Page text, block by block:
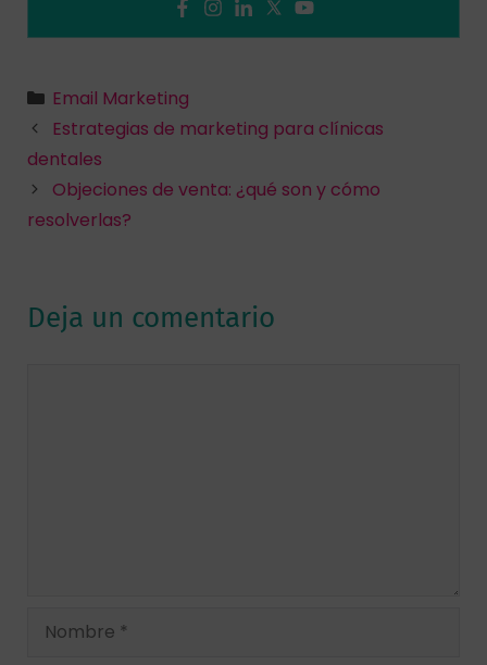
Email Marketing
Estrategias de marketing para clínicas
dentales
Objeciones de venta: ¿qué son y cómo
resolverlas?
Deja un comentario